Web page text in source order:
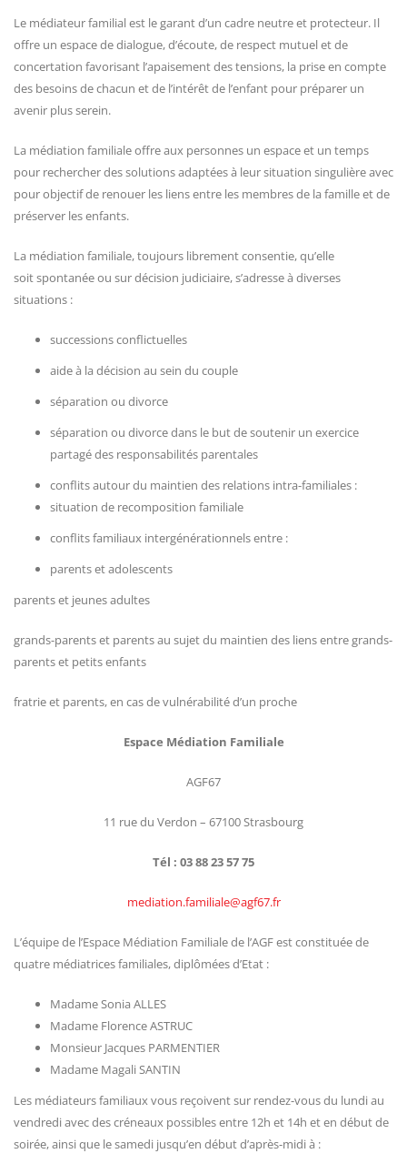
Le médiateur familial est le garant d’un cadre neutre et protecteur. Il
offre un espace de dialogue, d’écoute, de respect mutuel et de
concertation favorisant l’apaisement des tensions, la prise en compte
des besoins de chacun et de l’intérêt de l’enfant pour préparer un
avenir plus serein.
La médiation familiale offre aux personnes un espace et un temps
pour rechercher des solutions adaptées à leur situation singulière avec
pour objectif de renouer les liens entre les membres de la famille et de
préserver les enfants.
La médiation familiale, toujours librement consentie, qu’elle
soit spontanée ou sur décision judiciaire, s’adresse à diverses
situations :
successions conflictuelles
aide à la décision au sein du couple
séparation ou divorce
séparation ou divorce dans le but de soutenir un exercice
partagé des responsabilités parentales
conflits autour du maintien des relations intra-familiales :
situation de recomposition familiale
conflits familiaux intergénérationnels entre :
parents et adolescents
parents et jeunes adultes
grands-parents et parents au sujet du maintien des liens entre grands-
parents et petits enfants
fratrie et parents, en cas de vulnérabilité d’un proche
Espace Médiation Familiale
AGF67
11 rue du Verdon – 67100 Strasbourg
Tél : 03 88 23 57 75
mediation.familiale@agf67.fr
L’équipe de l’Espace Médiation Familiale de l’AGF est constituée de
quatre médiatrices familiales, diplômées d’Etat :
Madame Sonia ALLES
Madame Florence ASTRUC
Monsieur Jacques PARMENTIER
Madame Magali SANTIN
Les médiateurs familiaux vous reçoivent sur rendez-vous du lundi au
vendredi avec des créneaux possibles entre 12h et 14h et en début de
soirée, ainsi que le samedi jusqu’en début d’après-midi à :